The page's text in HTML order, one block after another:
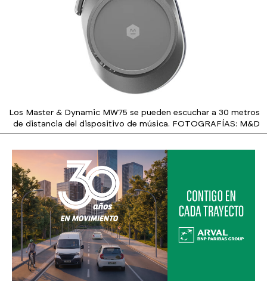
Los Master & Dynamic MW75 se pueden escuchar a 30 metros
de distancia del dispositivo de música. FOTOGRAFÍAS: M&D